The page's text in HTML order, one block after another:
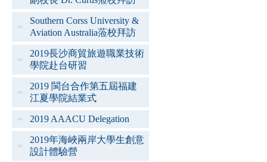
Southern Corss University &
Aviation Australia蒞校拜訪
2019長沙商貿旅遊職業技術
學院赴台研習
2019 閩台合作第五屆福建
江夏學院結業式
2019 AAACU Delegation
2019年海峽兩岸大學生創意
設計體驗營